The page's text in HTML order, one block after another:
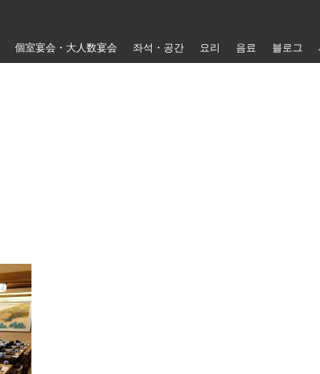
個室宴会・大人数宴会 좌석・공간 요리 음료 블로그